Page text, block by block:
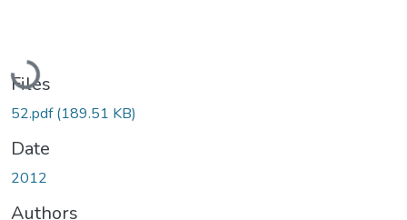
Loading...
Files
52.pdf(189.51 KB)
Date
2012
Authors